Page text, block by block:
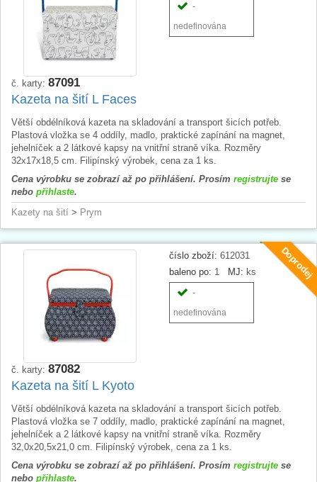
-
nedefinována
č. karty: 87091
Kazeta na šití L Faces
Větší obdélníková kazeta na skladování a transport šicích potřeb.
Plastová vložka se 4 oddíly, madlo, praktické zapínání na magnet,
jehelníček a 2 látkové kapsy na vnitřní straně víka. Rozměry
32x17x18,5 cm. Filipínský výrobek, cena za 1 ks.
Cena výrobku se zobrazí až po přihlášení. Prosím registrujte se
nebo přihlaste.
Kazety na šití > Prym
Doprodej
číslo zboží: 612031
baleno po: 1 MJ: ks
-
nedefinována
č. karty: 87082
Kazeta na šití L Kyoto
Větší obdélníková kazeta na skladování a transport šicích potřeb.
Plastová vložka se 7 oddíly, madlo, praktické zapínání na magnet,
jehelníček a 2 látkové kapsy na vnitřní straně víka. Rozměry
32,0x20,5x21,0 cm. Filipínský výrobek, cena za 1 ks.
Cena výrobku se zobrazí až po přihlášení. Prosím registrujte se
nebo přihlaste.